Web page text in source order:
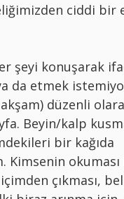
ciddi bir
şeyi konuşarak
da etmek
düzenli
Beyin/kalp
bir kağıda
Kimsenin
çıkması,